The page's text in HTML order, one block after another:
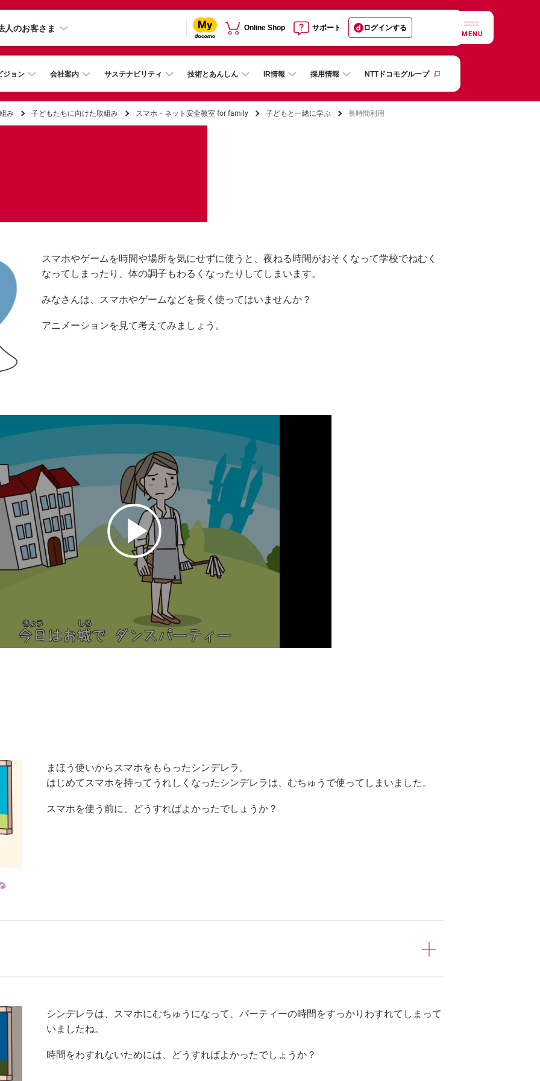
人のお客さま Online Shop サポート ログインする
MENU
ジョン 会社案内 サステナビリティ 技術とあんしん IR情報 採用情報 NTTドコモグループ
み 子どもたちに向けた取組み​ スマホ・ネット安全教室 for family 子どもと一緒に学ぶ 長時間利用
スマホやゲームを時間や場所を気にせずに使うと、夜ねる時間がおそくなって学校でねむく
なってしまったり、体の調子もわるくなったりしてしまいます。
みなさんは、スマホやゲームなどを長く使ってはいませんか？
アニメーションを見て考えてみましょう。
まほう使いからスマホをもらったシンデレラ。
はじめてスマホを持ってうれしくなったシンデレラは、むちゅうで使ってしまいました。
スマホを使う前に、どうすればよかったでしょうか？
シンデレラは、スマホにむちゅうになって、パーティーの時間をすっかりわすれてしまって
いましたね。
時間をわすれないためには、どうすればよかったでしょうか？